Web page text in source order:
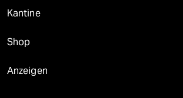
Kantine
Shop
Anzeigen